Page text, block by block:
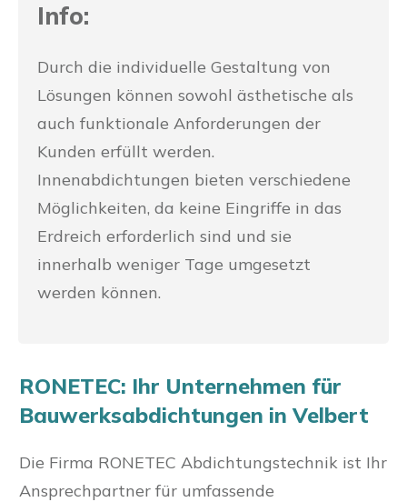
Info:
Durch die individuelle Gestaltung von
Lösungen können sowohl ästhetische als
auch funktionale Anforderungen der
Kunden erfüllt werden.
Innenabdichtungen bieten verschiedene
Möglichkeiten, da keine Eingriffe in das
Erdreich erforderlich sind und sie
innerhalb weniger Tage umgesetzt
werden können.
RONETEC: Ihr Unternehmen für
Bauwerksabdichtungen in Velbert
Die Firma RONETEC Abdichtungstechnik ist Ihr
Ansprechpartner für umfassende